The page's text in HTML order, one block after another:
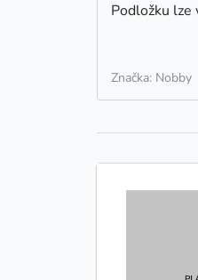
Podložku lze
Značka: Nobby